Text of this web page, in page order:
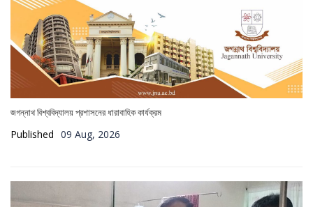
জগন্নাথ বিশ্ববিদ্যালয় প্রশাসনের ধারাবাহিক কার্যক্রম
Published 09 Aug, 2026